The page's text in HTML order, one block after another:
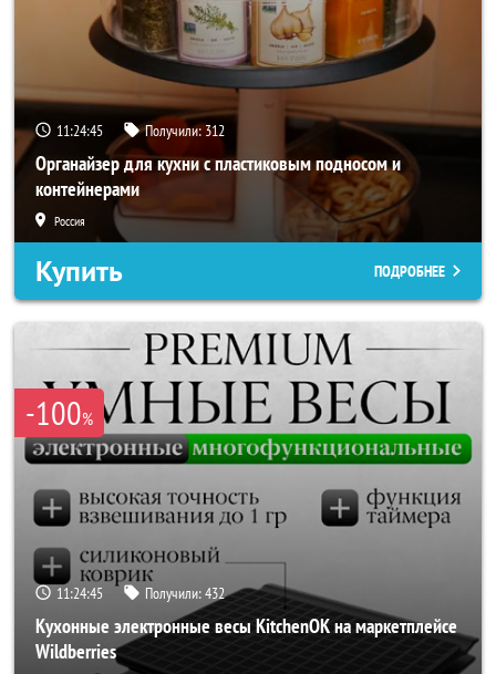
11:24:44 Получили:312
Органайзер для кухни с пластиковым подносом и
контейнерами
Россия
Купить ПОДРОБНЕЕ
-100%
11:24:44 Получили:432
Кухонные электронные весы KitchenOK на маркетплейсе
Wildberries